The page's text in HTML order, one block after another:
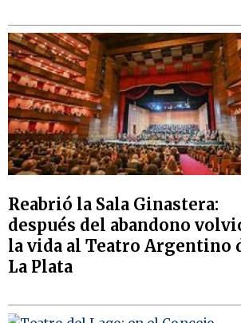
Reabrió la Sala Ginastera:
después del abandono
la vida al Teatro Argentino
La Plata